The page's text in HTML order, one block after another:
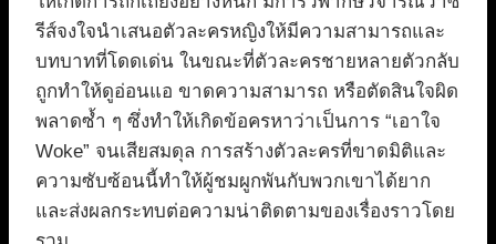
รีส์จงใจนำเสนอตัวละครหญิงให้มีความสามารถและ
บทบาทที่โดดเด่น ในขณะที่ตัวละครชายหลายตัวกลับ
ถูกทำให้ดูอ่อนแอ ขาดความสามารถ หรือตัดสินใจผิด
พลาดซ้ำ ๆ ซึ่งทำให้เกิดข้อครหาว่าเป็นการ “เอาใจ
Woke” จนเสียสมดุล การสร้างตัวละครที่ขาดมิติและ
ความซับซ้อนนี้ทำให้ผู้ชมผูกพันกับพวกเขาได้ยาก
และส่งผลกระทบต่อความน่าติดตามของเรื่องราวโดย